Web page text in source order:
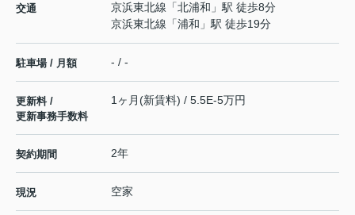
交通 京浜東北線 「北浦和 」駅 徒歩8分
京浜東北線 「浦和 」駅 徒歩19分
駐車場 / 月額 - / -
更新料 /
更新事務手数料
1ヶ月(新賃料) / 5.5E-5万円
契約期間 2年
現況 空家